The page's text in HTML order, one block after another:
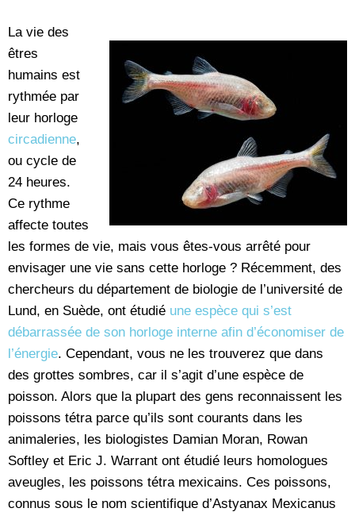
La vie des
êtres
humains est
rythmée par
leur horloge
circadienne,
ou cycle de
24 heures.
Ce rythme
affecte toutes
les formes de vie, mais vous êtes-vous arrêté pour
envisager une vie sans cette horloge ? Récemment, des
chercheurs du département de biologie de l’université de
Lund, en Suède, ont étudié une espèce qui s’est
débarrassée de son horloge interne afin d’économiser de
l’énergie. Cependant, vous ne les trouverez que dans
des grottes sombres, car il s’agit d’une espèce de
poisson. Alors que la plupart des gens reconnaissent les
poissons tétra parce qu’ils sont courants dans les
animaleries, les biologistes Damian Moran, Rowan
Softley et Eric J. Warrant ont étudié leurs homologues
aveugles, les poissons tétra mexicains. Ces poissons,
connus sous le nom scientifique d’Astyanax Mexicanus